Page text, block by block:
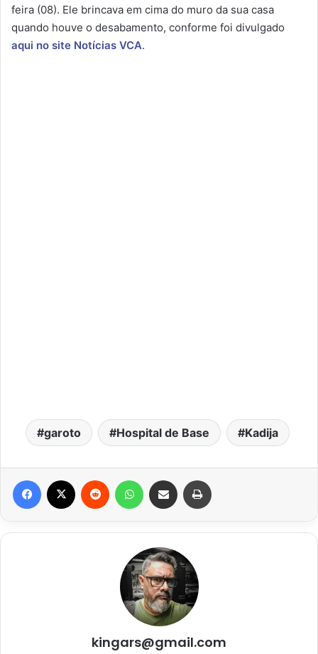
feira (08). Ele brincava em cima do muro da sua casa
quando houve o desabamento, conforme foi divulgado
aqui no site Notícias VCA.
garoto Hospital de Base Kadija
Facebook Reddit WhatsAppCompartilhar via e-mail
kingars@gmail.com